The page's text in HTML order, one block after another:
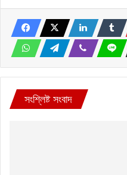
সংশ্লিষ্ট সংবাদ